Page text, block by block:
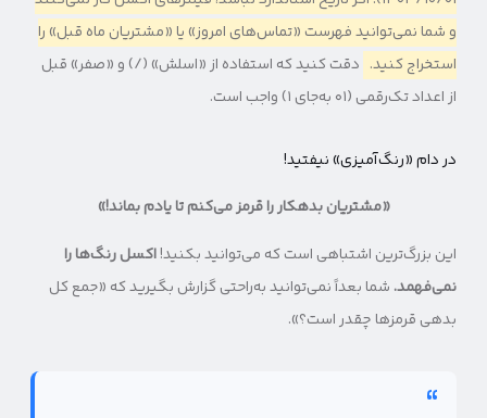
و شما نمی‌توانید فهرست «تماس‌های امروز» یا «مشتریان ماه قبل» را
استخراج کنید.
دقت کنید که استفاده از «اسلش» (/) و «صفر» قبل
از اعداد تک‌رقمی (۰۱ به‌جای ۱) واجب است.
در دام «رنگ‌آمیزی» نیفتید!
«مشتریان بدهکار را قرمز می‌کنم تا یادم بماند!»
این بزرگ‌ترین اشتباهی است که می‌توانید بکنید!اکسل رنگ‌ها را
نمی‌فهمد.شما بعداً نمی‌توانید به‌راحتی گزارش بگیرید که «جمع کل
بدهی قرمزها چقدر است؟».